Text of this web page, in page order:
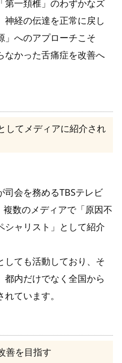
第一頚椎」のわずかなズ
神経の伝達を正常に戻し
」へのアプローチこそ
なかった舌痛症を改善へ
てメディアに紹介され
会を務めるTBSテレビ
複数のメディアで「原因不
シャリスト」として紹介
しても活動しており、そ
内だけでなく全国から
ています。
善を目指す